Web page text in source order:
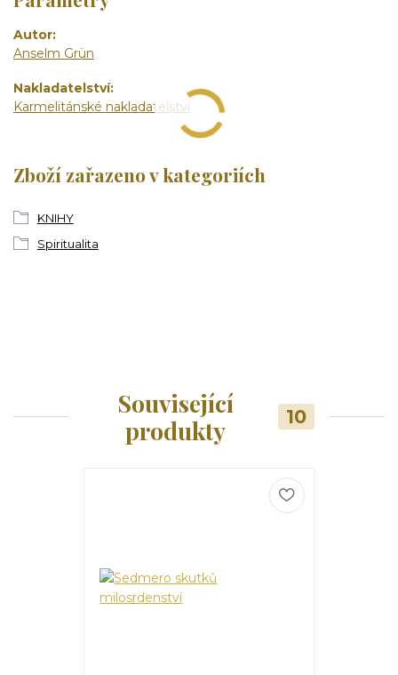
Autor
Anselm Grün
Nakladatelství
Karmelitánské nakladatelství
Zboží zařazeno v kategoriích
KNIHY
Spiritualita
Související
produkty
10